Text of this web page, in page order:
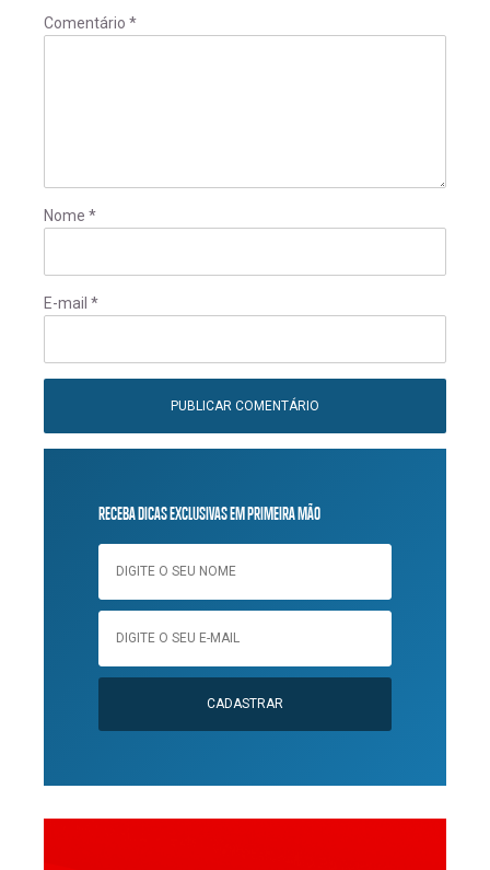
Comentário *
Nome *
E-mail *
RECEBA DICAS EXCLUSIVAS EM PRIMEIRA MÃO
CADASTRAR